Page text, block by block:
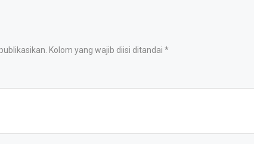
Kolom yang wajib diisi ditandai *